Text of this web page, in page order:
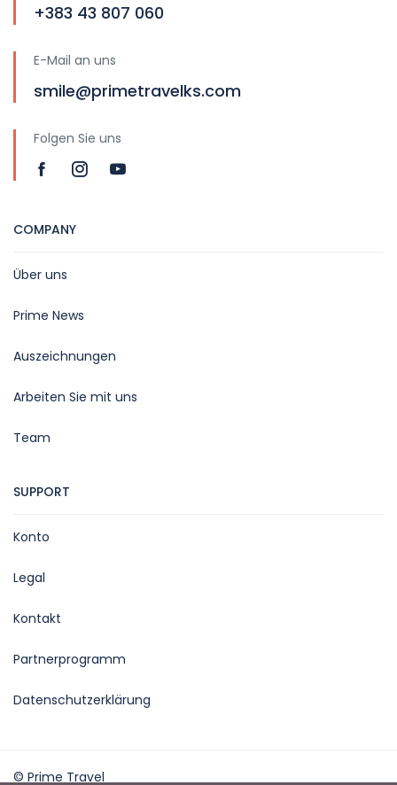
+383 43 807 060
E-Mail an uns
smile@primetravelks.com
Folgen Sie uns
COMPANY
Über uns
Prime News
Auszeichnungen
Arbeiten Sie mit uns
Team
SUPPORT
Konto
Legal
Kontakt
Partnerprogramm
Datenschutzerklärung
© Prime Travel